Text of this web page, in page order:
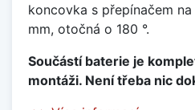
koncovka s přepínačem
mm, otočná o 180 °.
Součástí baterie je
montáži. Není třeba nic